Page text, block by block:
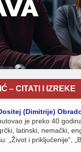
– CITATI I IZREKE
(Dimitrije)
je preko 40
latinski, nemački,
„Život i priključenije“,